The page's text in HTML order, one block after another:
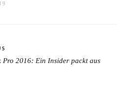
Pro 2016: Ein Insider packt aus